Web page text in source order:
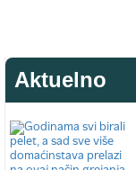
Aktuelno